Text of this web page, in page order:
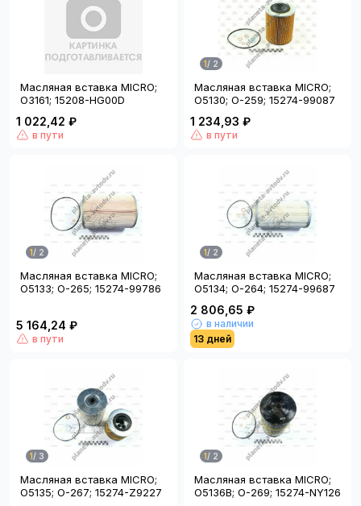
Масляная вставка MICRO;
O3161; 15208-HG00D
1 022,42 ₽
в пути
1/ 2
Масляная вставка MICRO;
O5130; O-259; 15274-99087
1 234,93 ₽
в пути
1/ 2
Масляная вставка MICRO;
O5133; O-265; 15274-99786
5 164,24 ₽
в пути
1/ 2
Масляная вставка MICRO;
O5134; O-264; 15274-99687
2 806,65 ₽
в наличии
13 дней
1/ 3
Масляная вставка MICRO;
O5135; O-267; 15274-Z9227
1/ 2
Масляная вставка MICRO;
O5136B; O-269; 15274-NY126